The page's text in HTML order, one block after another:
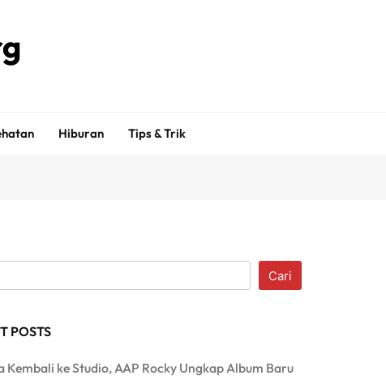
Hiburan Tips & Trik
Cari
POSTS
Kembali ke Studio, AAP Rocky Ungkap Album Baru